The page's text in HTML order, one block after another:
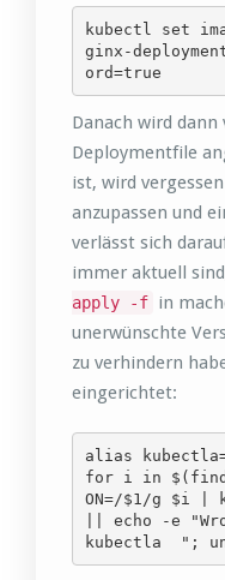
kubectl set
ginx-
ord=true
Danach wird
Deploymentfile
ist, wird
anzupassen und
verlässt sich
immer aktuell
apply -f in
unerwünschte
zu verhindern
eingerichtet:
alias
for i in $(find
ON=/$1/g $i |
|| echo -e
kubectla  ";